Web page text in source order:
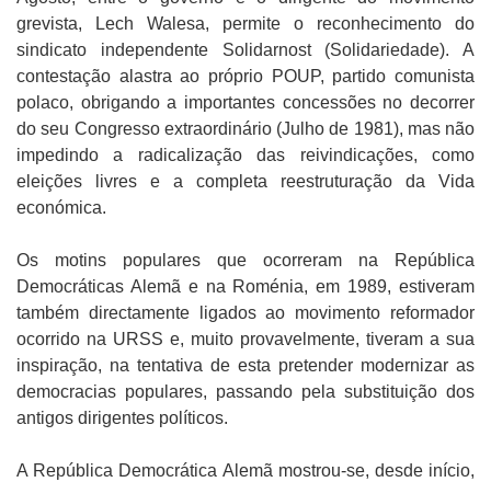
grevista, Lech Walesa, permite o reconhecimento do
sindicato independente Solidarnost (Solidariedade). A
contestação alastra ao próprio POUP, partido comunista
polaco, obrigando a importantes concessões no decorrer
do seu Congresso extraordinário (Julho de 1981), mas não
impedindo a radicalização das reivindicações, como
eleições livres e a completa reestruturação da Vida
económica.
Os motins populares que ocorreram na República
Democráticas Alemã e na Roménia, em 1989, estiveram
também directamente ligados ao movimento reformador
ocorrido na URSS e, muito provavelmente, tiveram a sua
inspiração, na tentativa de esta pretender modernizar as
democracias populares, passando pela substituição dos
antigos dirigentes políticos.
A República Democrática Alemã mostrou-se, desde início,